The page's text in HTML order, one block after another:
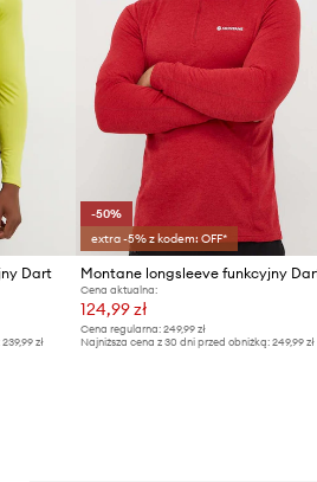
Dart
239,99 zł
-50%
extra -5% z kodem: OFF*
Cena aktualna:
124,99 zł
Cena regularna: 249,99 zł
Najniższa cena z 30 dni przed obniżką: 249,99 zł